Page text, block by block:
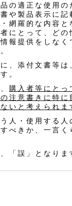
の適正な使用の
や製品表示に記
網羅的な内容と
にとって、どの
報提供をしなく
、添付文書等は
。
購入者等にとっ
注意書きに特に
いと考えられま
人・使用する人
べきか、一言く
「誤」となりま